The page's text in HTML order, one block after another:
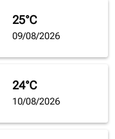
25°C
09/08/2026
24°C
10/08/2026